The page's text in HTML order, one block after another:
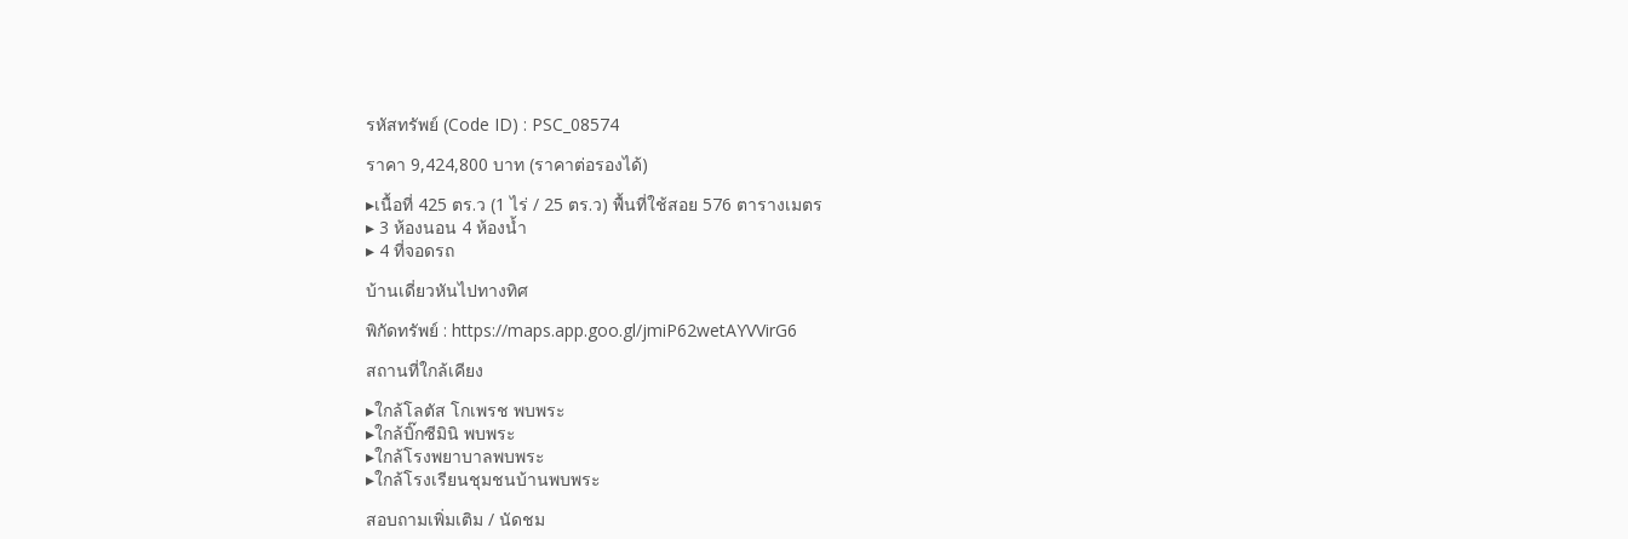
รหัสทรัพย์ (Code ID) : PSC_08574
ราคา 9,424,800 บาท (ราคาต่อรองได้)
▸เนื้อที่ 425 ตร.ว (1 ไร่ / 25 ตร.ว) พื้นที่ใช้สอย 576 ตารางเมตร
▸ 3 ห้องนอน 4 ห้องน้ำ
▸ 4 ที่จอดรถ
บ้านเดี่ยวหันไปทางทิศ
พิกัดทรัพย์ : https://maps.app.goo.gl/jmiP62wetAYVVirG6
สถานที่ใกล้เคียง
▸ใกล้โลตัส โกเพรช พบพระ
▸ใกล้บิ๊กซีมินิ พบพระ
▸ใกล้โรงพยาบาลพบพระ
▸ใกล้โรงเรียนชุมชนบ้านพบพระ
สอบถามเพิ่มเติม / นัดชม